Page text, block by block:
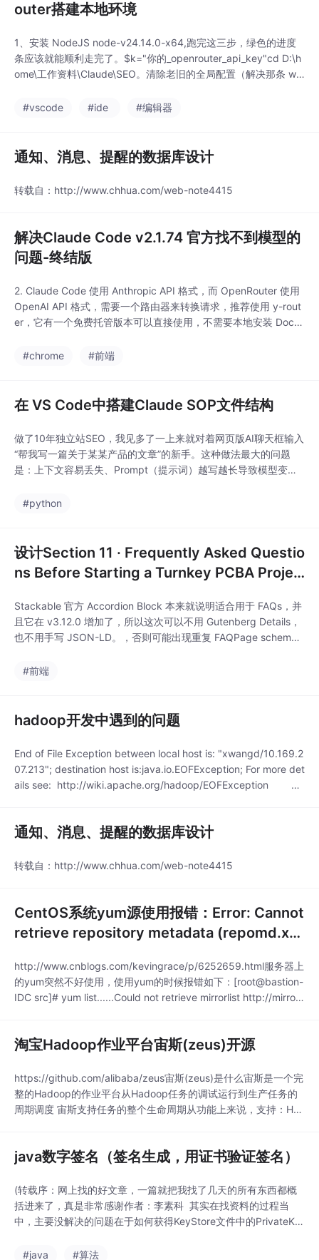
outer搭建本地环境
1、安装 NodeJS node-v24.14.0-x64,跑完这三步，绿色的进度
条应该就能顺利走完了。$k="你的_openrouter_api_key"cd D:\h
ome\工作资料\Claude\SEO。清除老旧的全局配置（解决那条 wa
如下命令，设置权限。3. 安装git，不然运行不了。2、安装Claud
#vscode #ide #编辑器
通知、消息、提醒的数据库设计
转载自：http://www.chhua.com/web-note4415
解决Claude Code v2.1.74 官方找不到模型的
问题-终结版
2. Claude Code 使用 Anthropic API 格式，而 OpenRouter 使用
OpenAI API 格式，需要一个路由器来转换请求，推荐使用 y-rout
er，它有一个免费托管版本可以直接使用，不需要本地安装 Dock
关。
#chrome #前端
在 VS Code中搭建Claude SOP文件结构
做了10年独立站SEO，我见多了一上来就对着网页版AI聊天框输入
“帮我写一篇关于某某产品的文章”的新手。这种做法最大的问题
是：上下文容易丢失、Prompt（提示词）越写越长导致模型变
维打击的玩法，是脱离网页版，在 VS Code 中通过代码和命令行
#python
设计Section 11 · Frequently Asked Questio
ns Before Starting a Turnkey PCBA Projec
Stackable 官方 Accordion Block 本来就说明适合用于 FAQs，并
且它在 v3.12.0 增加了，所以这次可以不用 Gutenberg Details，
也不用手写 JSON-LD。，否则可能出现重复 FAQPage schem
#前端
hadoop开发中遇到的问题
End of File Exception between local host is: "xwangd/10.169.2
07.213"; destination host is:java.io.EOFException; For more det
ails see: http://wiki.apache.org/hadoop/EOFException at
通知、消息、提醒的数据库设计
转载自：http://www.chhua.com/web-note4415
CentOS系统yum源使用报错：Error: Cannot
retrieve repository metadata (repomd.xm
http://www.cnblogs.com/kevingrace/p/6252659.html服务器上
的yum突然不好使用，使用yum的时候报错如下：[root@bastion-
IDC src]# yum list......Could not retrieve mirrorlist http://mirrorli
淘宝Hadoop作业平台宙斯(zeus)开源
https://github.com/alibaba/zeus宙斯(zeus)是什么宙斯是一个完
整的Hadoop的作业平台从Hadoop任务的调试运行到生产任务的
周期调度 宙斯支持任务的整个生命周期从功能上来说，支持：Ha
java数字签名（签名生成，用证书验证签名）
(转载序：网上找的好文章，一篇就把我找了几天的所有东西都概
括进来了，真是非常感谢作者：李素科 其实在找资料的过程当
中，主要没解决的问题在于如何获得KeyStore文件中的PrivateKe
2遍，没有发现这个方法:load() .......)
#java #算法